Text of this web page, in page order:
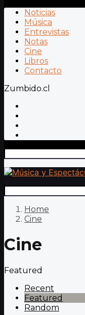
Noticias
Música
Entrevistas
Notas
Cine
Libros
Contacto
Zumbido.cl
Home
Cine
Cine
Featured
Recent
Featured
Random